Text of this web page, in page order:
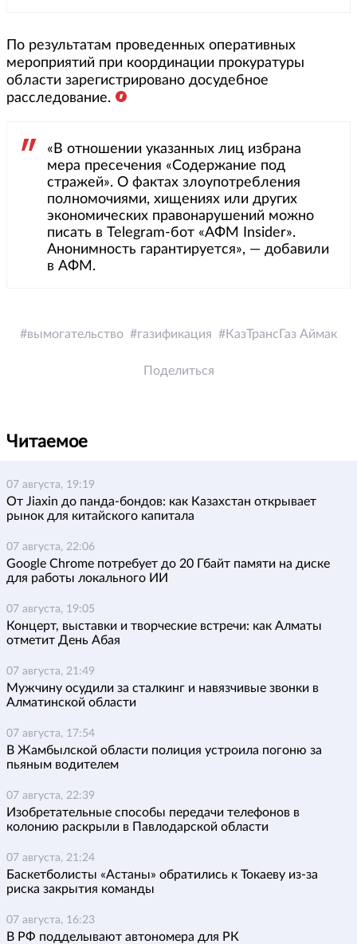
По результатам проведенных оперативных
мероприятий при координации прокуратуры
области зарегистрировано досудебное
расследование.
«В отношении указанных лиц избрана
мера пресечения «Содержание под
стражей». О фактах злоупотребления
полномочиями, хищениях или других
экономических правонарушений можно
писать в Telegram-бот «АФМ Insider».
Анонимность гарантируется», — добавили
в АФМ.
вымогательство газификация КазТрансГаз Аймак
Поделиться
Читаемое
07 августа, 19:19
От Jiaxin до панда-бондов: как Казахстан открывает
рынок для китайского капитала
07 августа, 22:06
Google Chrome потребует до 20 Гбайт памяти на диске
для работы локального ИИ
07 августа, 19:05
Концерт, выставки и творческие встречи: как Алматы
отметит День Абая
07 августа, 21:49
Мужчину осудили за сталкинг и навязчивые звонки в
Алматинской области
07 августа, 17:54
В Жамбылской области полиция устроила погоню за
пьяным водителем
07 августа, 22:39
Изобретательные способы передачи телефонов в
колонию раскрыли в Павлодарской области
07 августа, 21:24
Баскетболисты «Астаны» обратились к Токаеву из-за
риска закрытия команды
07 августа, 16:23
В РФ подделывают автономера для РК